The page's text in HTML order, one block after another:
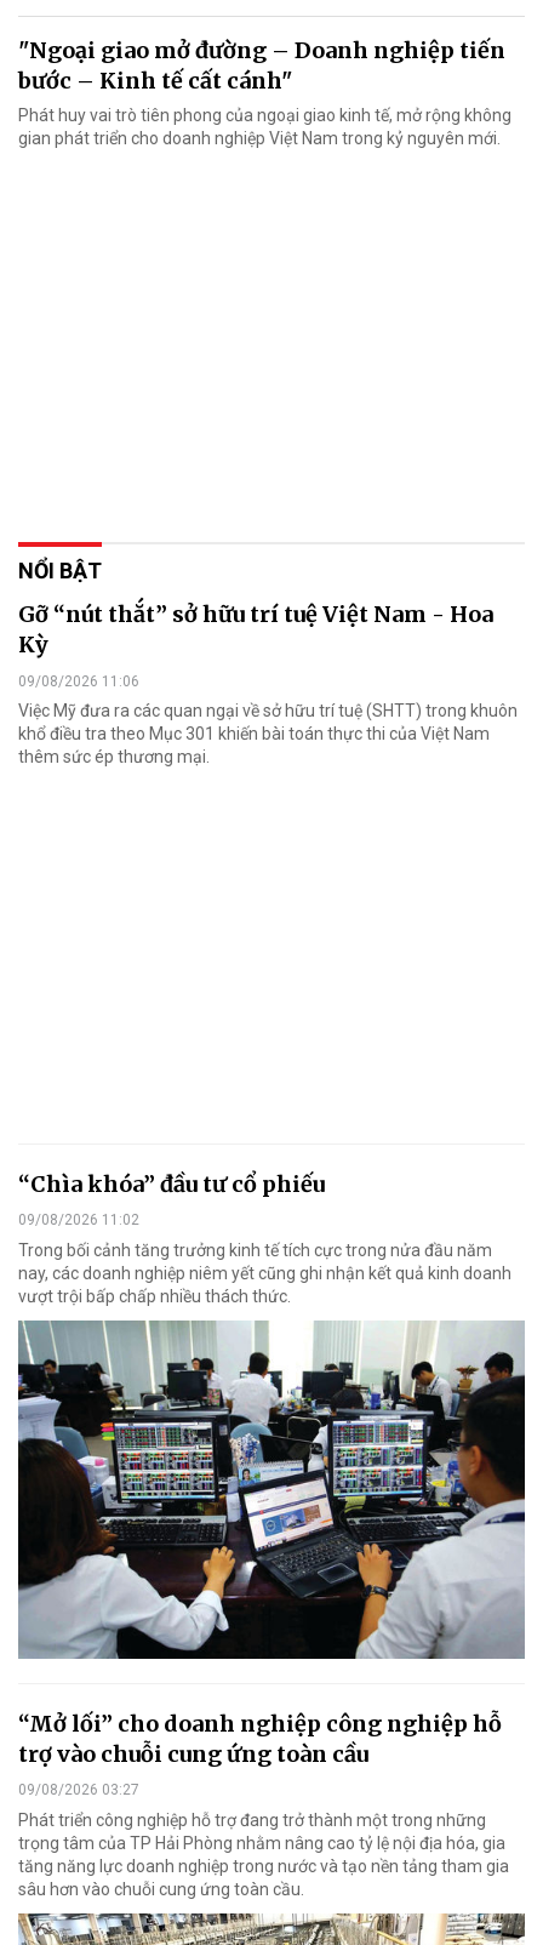
"Ngoại giao mở đường – Doanh nghiệp tiến
bước – Kinh tế cất cánh"
Phát huy vai trò tiên phong của ngoại giao kinh tế, mở rộng không
gian phát triển cho doanh nghiệp Việt Nam trong kỷ nguyên mới.
NỔI BẬT
Gỡ “nút thắt” sở hữu trí tuệ Việt Nam - Hoa
Kỳ
09/08/2026 11:06
Việc Mỹ đưa ra các quan ngại về sở hữu trí tuệ (SHTT) trong khuôn
khổ điều tra theo Mục 301 khiến bài toán thực thi của Việt Nam
thêm sức ép thương mại.
“Chìa khóa” đầu tư cổ phiếu
09/08/2026 11:02
Trong bối cảnh tăng trưởng kinh tế tích cực trong nửa đầu năm
nay, các doanh nghiệp niêm yết cũng ghi nhận kết quả kinh doanh
vượt trội bấp chấp nhiều thách thức.
“Mở lối” cho doanh nghiệp công nghiệp hỗ
trợ vào chuỗi cung ứng toàn cầu
09/08/2026 03:27
Phát triển công nghiệp hỗ trợ đang trở thành một trong những
trọng tâm của TP Hải Phòng nhằm nâng cao tỷ lệ nội địa hóa, gia
tăng năng lực doanh nghiệp trong nước và tạo nền tảng tham gia
sâu hơn vào chuỗi cung ứng toàn cầu.